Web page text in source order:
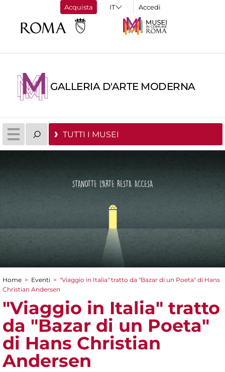
Acquista Accedi
GALLERIA D'ARTE MODERNA
TUTTI I MUSEI
Tu sei qui
Home > Eventi > "Viaggio in Italia" tratto da "Bazar di un Poeta" di Hans
Christian Andersen
"Viaggio in Italia" tratto
da "Bazar di un Poeta"
di Hans Christian
Andersen